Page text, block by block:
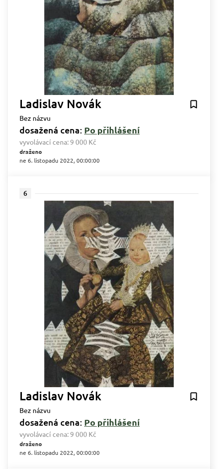
Ladislav Novák
Bez názvu
dosažená cena: Po přihlášení
vyvolávací cena:9 000 Kč
draženo
ne 6. listopadu 2022, 00:00:00
6
Ladislav Novák
Bez názvu
dosažená cena: Po přihlášení
vyvolávací cena:9 000 Kč
draženo
ne 6. listopadu 2022, 00:00:00